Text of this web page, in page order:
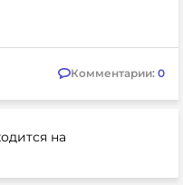
Комментарии: 0
на